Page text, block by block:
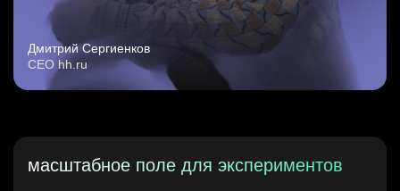
Дмитрий Сергиенков
CEO hh.ru
масштабное поле для экспериментов